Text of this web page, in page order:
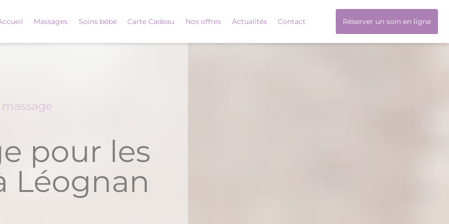
Massages Soins bébé Carte Cadeau Nos offres Actualités Contact Réserver un soin en ligne
pour les
Léognan